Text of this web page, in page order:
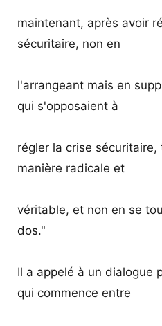
maintenant, après avoir
sécuritaire, non en
l'arrangeant mais en
qui s'opposaient à
régler la crise
manière radicale et
véritable, et non en se
dos."
Il a appelé à un dialogue
qui commence entre